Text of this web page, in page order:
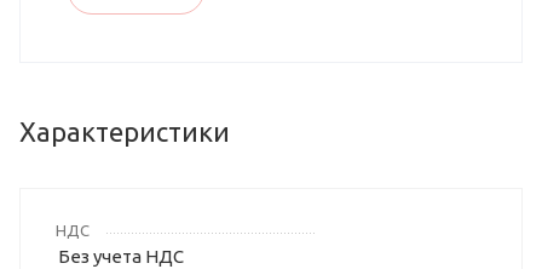
Характеристики
НДС
Без учета НДС